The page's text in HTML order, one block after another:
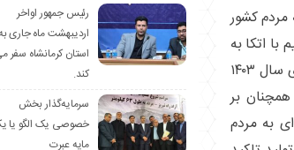
مردم کشور
با اتکا به
توان داخل، از موانع گسترده ناشی از تحریم‌ها عبور کنیم. اما نامگذاری سال ۱۴۰۳
بر
به مردم
رئیس جمهور اواخر
اردیبهشت ماه جاری
استان کرمانشاه سفر
کند.
سرمایه‌گذار بخش
خصوصی یک الگو یا
مایه عبرت